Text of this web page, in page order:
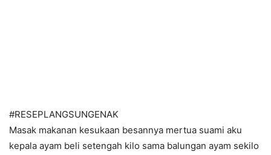
#RESEPLANGSUNGENAK
Masak makanan kesukaan besannya mertua suami aku
kepala ayam beli setengah kilo sama balungan ayam sekilo